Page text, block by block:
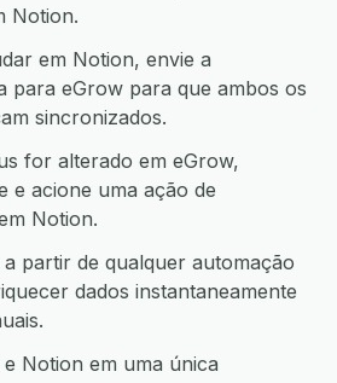
Notion.
em Notion, envie a
para eGrow para que ambos os
sincronizados.
for alterado em eGrow,
e acione uma ação de
Notion.
partir de qualquer automação
dados instantaneamente
Notion em uma única